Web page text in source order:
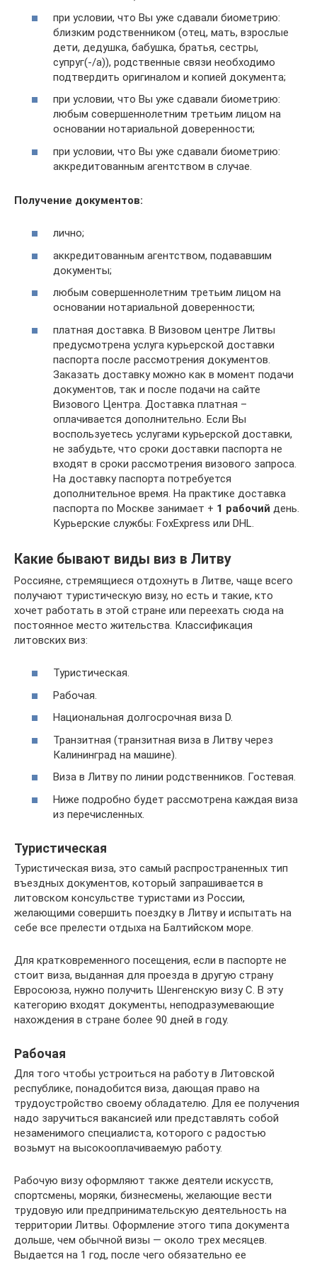
при условии, что Вы уже сдавали биометрию:
близким родственником (отец, мать, взрослые
дети, дедушка, бабушка, братья, сестры,
супруг(-/а)), родственные связи необходимо
подтвердить оригиналом и копией документа;
при условии, что Вы уже сдавали биометрию:
любым совершеннолетним третьим лицом на
основании нотариальной доверенности;
при условии, что Вы уже сдавали биометрию:
аккредитованным агентством в случае.
Получение документов:
лично;
аккредитованным агентством, подававшим
документы;
любым совершеннолетним третьим лицом на
основании нотариальной доверенности;
платная доставка. В Визовом центре Литвы
предусмотрена услуга курьерской доставки
паспорта после рассмотрения документов.
Заказать доставку можно как в момент подачи
документов, так и после подачи на сайте
Визового Центра. Доставка платная –
оплачивается дополнительно. Если Вы
воспользуетесь услугами курьерской доставки,
не забудьте, что сроки доставки паспорта не
входят в сроки рассмотрения визового запроса.
На доставку паспорта потребуется
дополнительное время. На практике доставка
паспорта по Москве занимает + 1 рабочий день.
Курьерские службы: FoxExpress или DHL.
Какие бывают виды виз в Литву
Россияне, стремящиеся отдохнуть в Литве, чаще всего
получают туристическую визу, но есть и такие, кто
хочет работать в этой стране или переехать сюда на
постоянное место жительства. Классификация
литовских виз:
Туристическая.
Рабочая.
Национальная долгосрочная виза D.
Транзитная (транзитная виза в Литву через
Калининград на машине).
Виза в Литву по линии родственников. Гостевая.
Ниже подробно будет рассмотрена каждая виза
из перечисленных.
Туристическая
Туристическая виза, это самый распространенных тип
въездных документов, который запрашивается в
литовском консульстве туристами из России,
желающими совершить поездку в Литву и испытать на
себе все прелести отдыха на Балтийском море.
Для кратковременного посещения, если в паспорте не
стоит виза, выданная для проезда в другую страну
Евросоюза, нужно получить Шенгенскую визу С. В эту
категорию входят документы, неподразумевающие
нахождения в стране более 90 дней в году.
Рабочая
Для того чтобы устроиться на работу в Литовской
республике, понадобится виза, дающая право на
трудоустройство своему обладателю. Для ее получения
надо заручиться вакансией или представлять собой
незаменимого специалиста, которого с радостью
возьмут на высокооплачиваемую работу.
Рабочую визу оформляют также деятели искусств,
спортсмены, моряки, бизнесмены, желающие вести
трудовую или предпринимательскую деятельность на
территории Литвы. Оформление этого типа документа
дольше, чем обычной визы — около трех месяцев.
Выдается на 1 год, после чего обязательно ее